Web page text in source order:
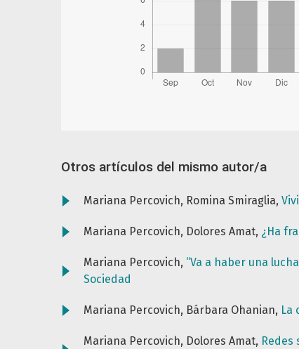
Otros artículos del mismo autor/a
Mariana Percovich, Romina Smiraglia,
Mariana Percovich, Dolores Amat, ¿Ha
Mariana Percovich, “Va a haber una
Sociedad
Mariana Percovich, Bárbara Ohanian, La
Mariana Percovich, Dolores Amat, Redes